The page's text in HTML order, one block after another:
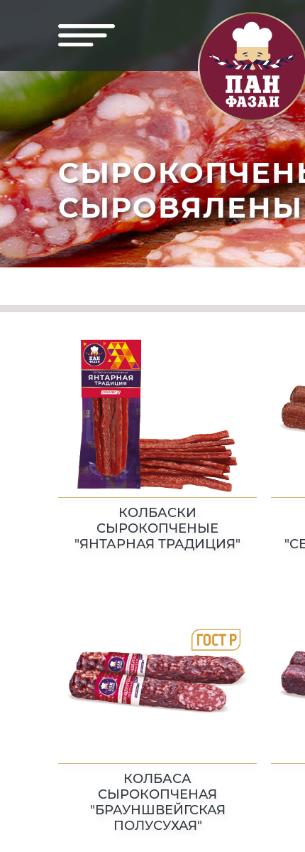
КОЛБАСКИ
СЫРОКОПЧЕНЫЕ
"ЯНТАРНАЯ ТРАДИЦИЯ"
КОЛБАСА
СЫРОКОПЧЕНАЯ
"БРАУНШВЕЙГСКАЯ
ПОЛУСУХАЯ"